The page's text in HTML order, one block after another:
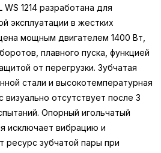
1214 разработана для
эксплуатации в жестких
мощным двигателем 1400 Вт,
плавного пуска, функцией
от перегрузки. Зубчатая
стали и высокотемпературная
визуально отсутствует после 3
Опорный игольчатый
исключает вибрацию и
ресурс зубчатой пары при